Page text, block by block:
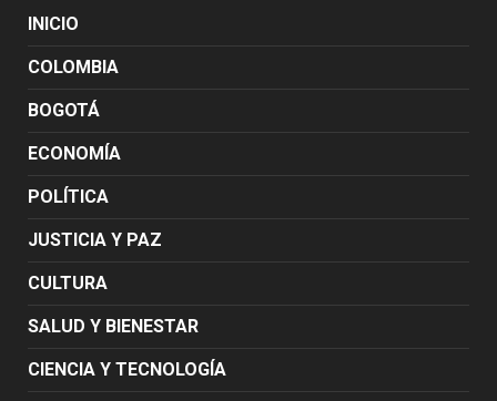
INICIO
COLOMBIA
BOGOTÁ
ECONOMÍA
POLÍTICA
JUSTICIA Y PAZ
CULTURA
SALUD Y BIENESTAR
CIENCIA Y TECNOLOGÍA